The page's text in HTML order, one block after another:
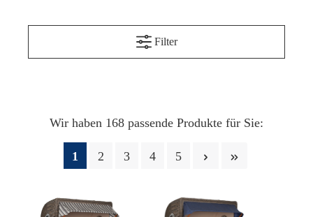
Filter
Wir haben 168 passende Produkte für Sie:
1 2 3 4 5